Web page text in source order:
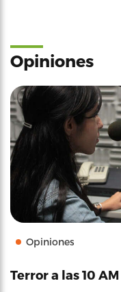
Opiniones
Opiniones
Terror a las 10 AM